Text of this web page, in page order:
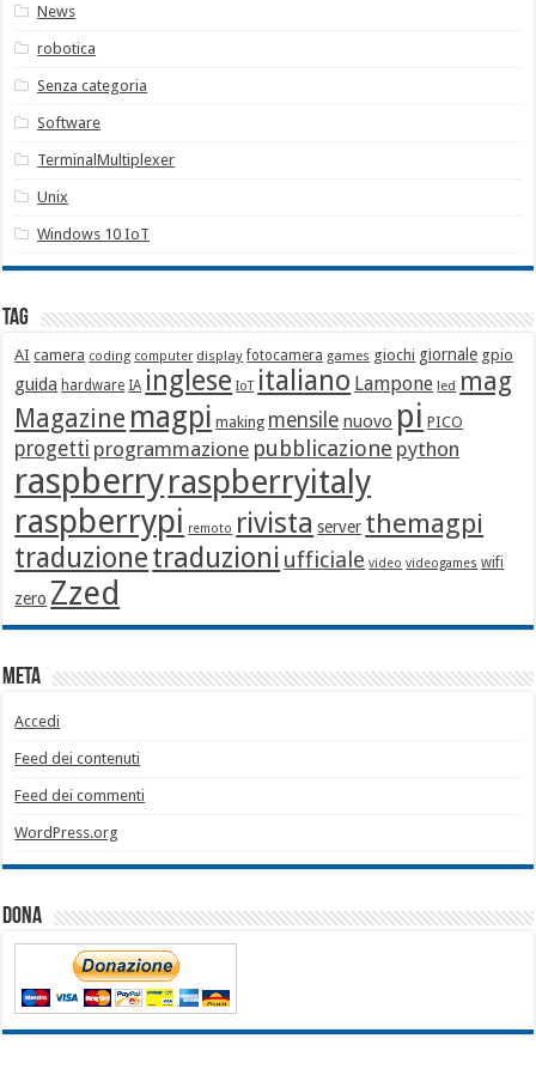
News
robotica
Senza categoria
Software
TerminalMultiplexer
Unix
Windows 10 IoT
Tag
AI camera coding computer display fotocamera games giochi giornale gpio
guida hardware IA inglese IoT italiano Lampone led mag
Magazine magpi making mensile nuovo pi PICO
progetti programmazione pubblicazione python
raspberryraspberryitaly
raspberrypi remoto rivista server themagpi
traduzionetraduzioni ufficiale video videogames wifi
zero Zzed
Meta
Accedi
Feed dei contenuti
Feed dei commenti
WordPress.org
Dona